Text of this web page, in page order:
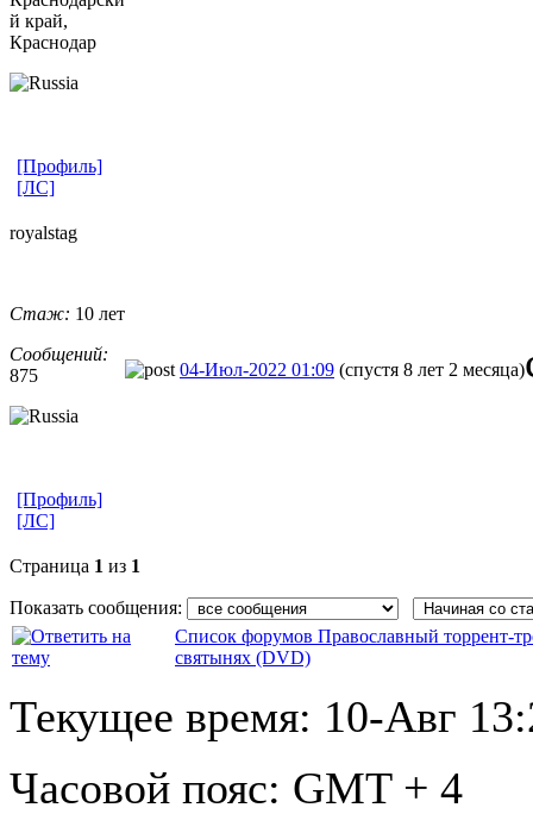
й край,
Краснодар
[Профиль]
[ЛС]
royalstag
Стаж: 10 лет
Сообщений:
875
04-Июл-2022 01:09 (спустя 8 лет 2 месяца)
[Профиль]
[ЛС]
Страница 1 из 1
Показать сообщения:
Список форумов Православный торрент-
святынях (DVD)
Текущее время: 10-Авг
Часовой пояс: GMT + 4